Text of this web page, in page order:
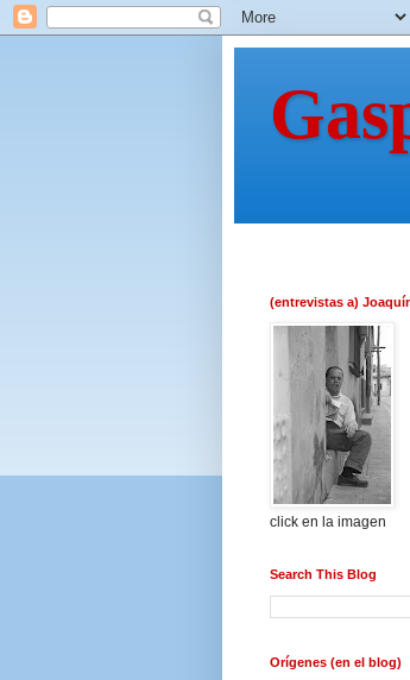
(entrevistas a)
click en la imagen
Search This Blog
Orígenes (en el blog)